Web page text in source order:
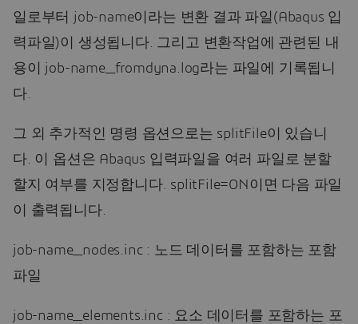
일로부터 job-name이라는 변환 결과 파일(Abaqus 입
력파일)이 생성됩니다. 그리고 변환작업에 관련된 내
용이 job-name_fromdyna.log라는 파일에 기록됩니
다.
그 외 추가적인 명령 옵션으로는 splitFile이 있습니
다. 이 옵션은 Abaqus 입력파일을 여러 파일로 분할
할지 여부를 지정합니다. splitFile=ON이면 다음 파일
이 출력됩니다.
job-name_nodes.inc : 노드 데이터를 포함하는 포함
파일
job-name_elements.inc : 요소 데이터를 포함하는 포